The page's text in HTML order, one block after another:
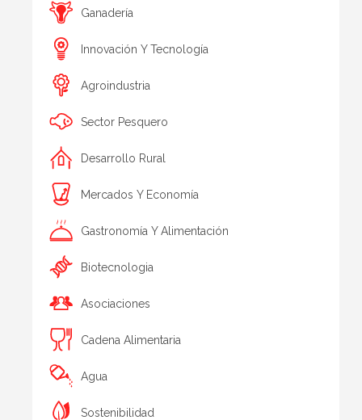
Ganadería
Innovación Y Tecnología
Agroindustria
Sector Pesquero
Desarrollo Rural
Mercados Y Economía
Gastronomía Y Alimentación
Biotecnologia
Asociaciones
Cadena Alimentaria
Agua
Sostenibilidad